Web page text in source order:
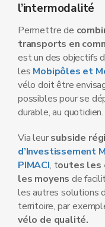
l’intermodalité
Permettre de
transports en
est un des objectifs
les Mobipôles et
vélo doit être
possibles pour se
durable, au quotidien.
Via leursubside
d’Investissement
PIMACI, toutes les
les moyensde
les autres solutions
territoire, par
vélo de qualité.